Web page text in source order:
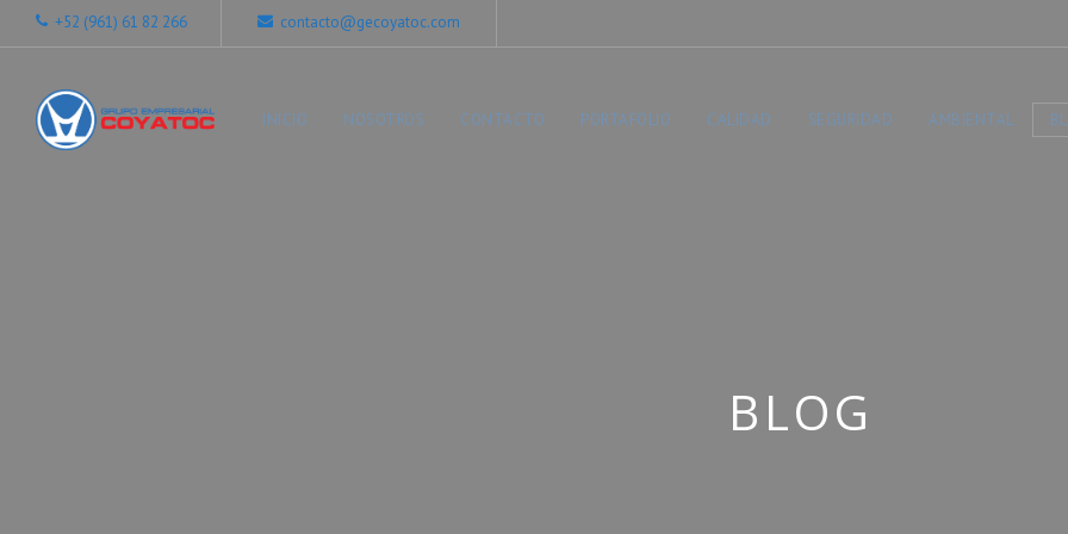
+52 (961) 61 82 266 contacto@gecoyatoc.com
INICIO NOSOTROS CONTACTO PORTAFOLIO CALIDAD SEGURIDAD AMBIENTAL
BLOG